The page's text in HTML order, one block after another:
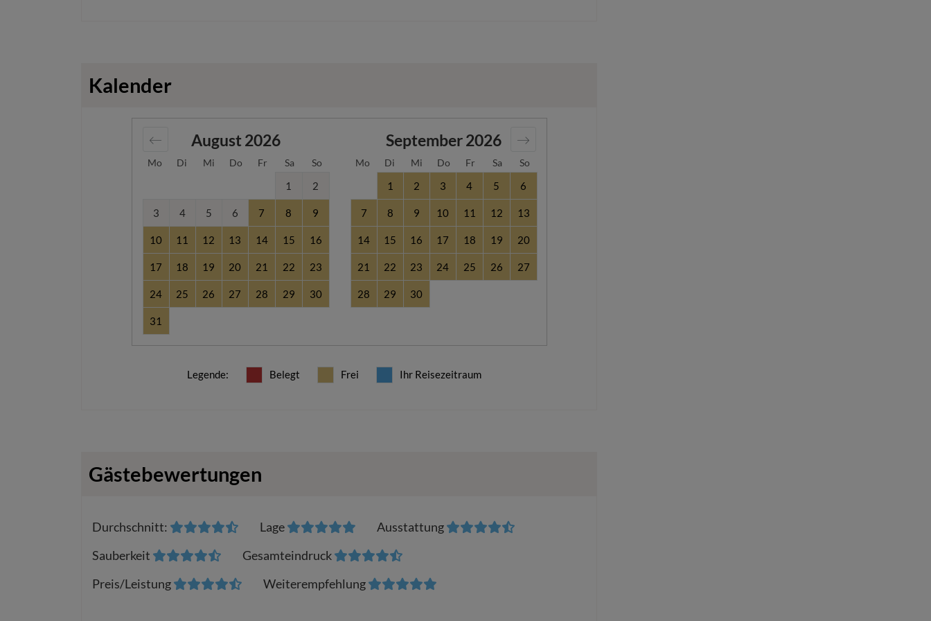
Kalender
Mo Di Mi Do Fr Sa So Mo Di Mi Do Fr Sa So
August 2026
1 2
3 4 5 6 7 8 9
10 11 12 13 14 15 16
17 18 19 20 21 22 23
24 25 26 27 28 29 30
31
September2026
1 2 3 4 5 6
7 8 9 10 11 12 13
14 15 16 17 18 19 20
21 22 23 24 25 26 27
28 29 30
Legende: Belegt Frei Ihr Reisezeitraum
Gästebewertungen
Durchschnitt: Lage
Ausstattung
Sauberkeit
Gesamteindruck
Preis/Leistung
Weiterempfehlung